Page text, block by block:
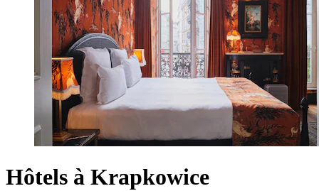
Hôtels à Krapkowice